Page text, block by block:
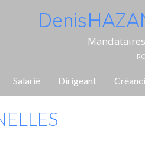
Denis
Salarié Dirigeant